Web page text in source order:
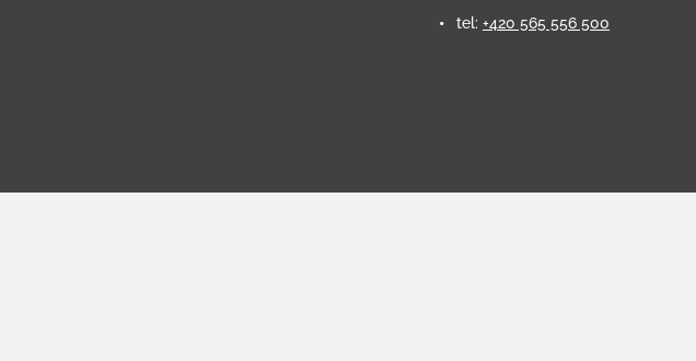
tel: +420 565 556 500